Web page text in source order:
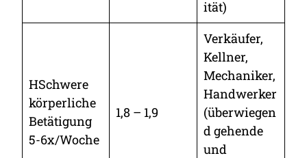
ität)
HSchwere
körperliche
Betätigung
5-6x/Woche
1,8 – 1,9
Verkäufer,
Kellner,
Mechaniker,
Handwerker
(überwiegen
d gehende
und